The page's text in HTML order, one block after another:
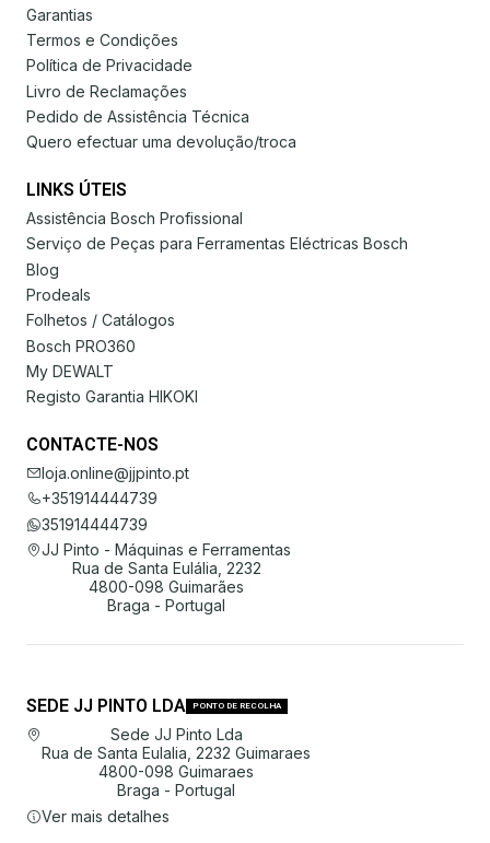
Garantias
Termos e Condições
Política de Privacidade
Livro de Reclamações
Pedido de Assistência Técnica
Quero efectuar uma devolução/troca
LINKS ÚTEIS
Assistência Bosch Profissional
Serviço de Peças para Ferramentas Eléctricas Bosch
Blog
Prodeals
Folhetos / Catálogos
Bosch PRO360
My DEWALT
Registo Garantia HIKOKI
CONTACTE-NOS
loja.online@jjpinto.pt
+351914444739
351914444739
JJ Pinto - Máquinas e Ferramentas
Rua de Santa Eulália, 2232
4800-098 Guimarães
Braga - Portugal
SEDE JJ PINTO LDA PONTO DE RECOLHA
Sede JJ Pinto Lda
Rua de Santa Eulalia, 2232 Guimaraes
4800-098 Guimaraes
Braga - Portugal
Ver mais detalhes